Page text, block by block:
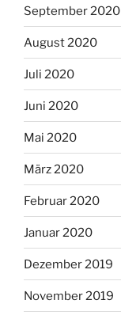
September 2020
August 2020
Juli 2020
Juni 2020
Mai 2020
März 2020
Februar 2020
Januar 2020
Dezember 2019
November 2019